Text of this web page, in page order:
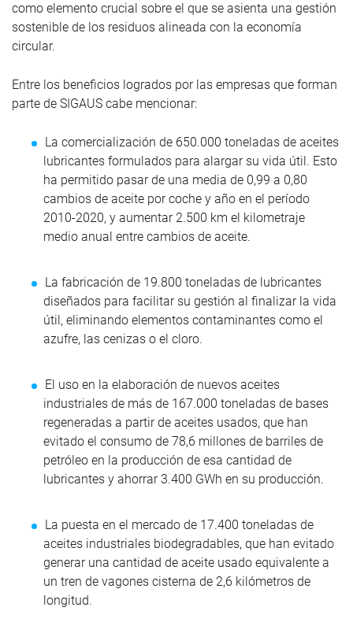
como elemento crucial sobre el que se asienta una gestión
sostenible de los residuos alineada con la economía
circular.
Entre los beneficios logrados por las empresas que forman
parte de SIGAUS cabe mencionar:
La comercialización de 650.000 toneladas de aceites
lubricantes formulados para alargar su vida útil. Esto
ha permitido pasar de una media de 0,99 a 0,80
cambios de aceite por coche y año en el período
2010-2020, y aumentar 2.500 km el kilometraje
medio anual entre cambios de aceite.
La fabricación de 19.800 toneladas de lubricantes
diseñados para facilitar su gestión al finalizar la vida
útil, eliminando elementos contaminantes como el
azufre, las cenizas o el cloro.
El uso en la elaboración de nuevos aceites
industriales de más de 167.000 toneladas de bases
regeneradas a partir de aceites usados, que han
evitado el consumo de 78,6 millones de barriles de
petróleo en la producción de esa cantidad de
lubricantes y ahorrar 3.400 GWh en su producción.
La puesta en el mercado de 17.400 toneladas de
aceites industriales biodegradables, que han evitado
generar una cantidad de aceite usado equivalente a
un tren de vagones cisterna de 2,6 kilómetros de
longitud.